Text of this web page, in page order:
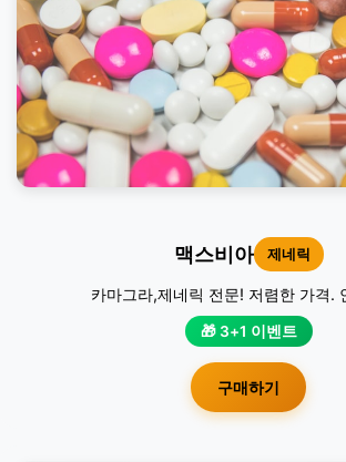
맥스비아 제네릭
카마그라,제네릭 전문! 저렴한 가격.
🎁 3+1 이벤트
구매하기